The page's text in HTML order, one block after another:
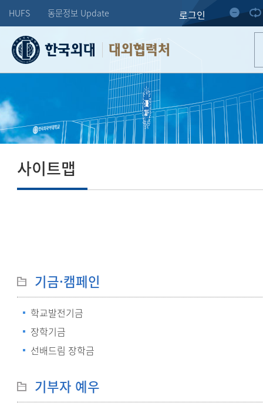
HUFS 동문정보 Update 로그인
대외협력처
사이트맵
기금·캠페인
학교발전기금
장학기금
선배드림 장학금
기부자 예우